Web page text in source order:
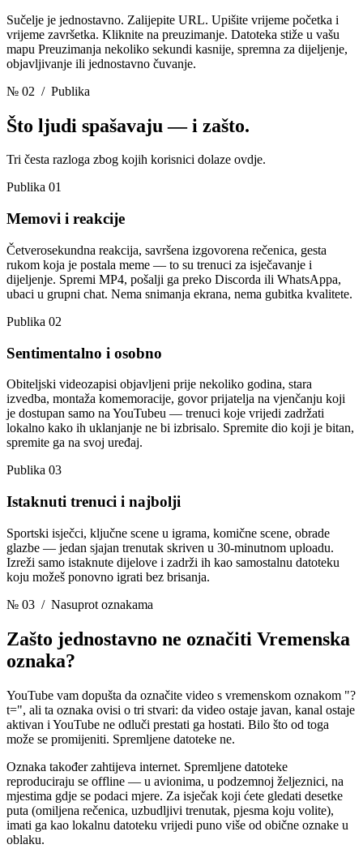
Sučelje je jednostavno. Zalijepite URL. Upišite vrijeme početka i
vrijeme završetka. Kliknite na preuzimanje. Datoteka stiže u vašu
mapu Preuzimanja nekoliko sekundi kasnije, spremna za dijeljenje,
objavljivanje ili jednostavno čuvanje.
№ 02 / Publika
Što ljudi spašavaju— i zašto.
Tri česta razloga zbog kojih korisnici dolaze ovdje.
Publika 01
Memovi i reakcije
Četverosekundna reakcija, savršena izgovorena rečenica, gesta
rukom koja je postala meme — to su trenuci za isječavanje i
dijeljenje. Spremi MP4, pošalji ga preko Discorda ili WhatsAppa,
ubaci u grupni chat. Nema snimanja ekrana, nema gubitka kvalitete.
Publika 02
Sentimentalno i osobno
Obiteljski videozapisi objavljeni prije nekoliko godina, stara
izvedba, montaža komemoracije, govor prijatelja na vjenčanju koji
je dostupan samo na YouTubeu — trenuci koje vrijedi zadržati
lokalno kako ih uklanjanje ne bi izbrisalo. Spremite dio koji je bitan,
spremite ga na svoj uređaj.
Publika 03
Istaknuti trenuci i najbolji
Sportski isječci, ključne scene u igrama, komične scene, obrade
glazbe — jedan sjajan trenutak skriven u 30-minutnom uploadu.
Izreži samo istaknute dijelove i zadrži ih kao samostalnu datoteku
koju možeš ponovno igrati bez brisanja.
№ 03 / Nasuprot oznakama
Zašto jednostavno ne označiti Vremenska
oznaka?
YouTube vam dopušta da označite video s vremenskom oznakom "?
t=", ali ta oznaka ovisi o tri stvari: da video ostaje javan, kanal ostaje
aktivan i YouTube ne odluči prestati ga hostati. Bilo što od toga
može se promijeniti. Spremljene datoteke ne.
Oznaka također zahtijeva internet. Spremljene datoteke
reproduciraju se offline — u avionima, u podzemnoj željeznici, na
mjestima gdje se podaci mjere. Za isječak koji ćete gledati desetke
puta (omiljena rečenica, uzbudljivi trenutak, pjesma koju volite),
imati ga kao lokalnu datoteku vrijedi puno više od obične oznake u
oblaku.